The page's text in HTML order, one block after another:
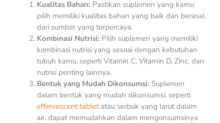
Kualitas Bahan: Pastikan suplemen yang kamu
pilih memiliki kualitas bahan yang baik dan berasal
dari sumber yang terpercaya.
Kombinasi Nutrisi: Pilih suplemen yang memiliki
kombinasi nutrisi yang sesuai dengan kebutuhan
tubuh kamu, seperti Vitamin C, Vitamin D, Zinc, dan
nutrisi penting lainnya.
Bentuk yang Mudah Dikonsumsi: Suplemen
dalam bentuk yang mudah dikonsumsi, seperti
effervescent tabletatau serbuk yang larut dalam
air, dapat memudahkan dalam mengonsumsinya